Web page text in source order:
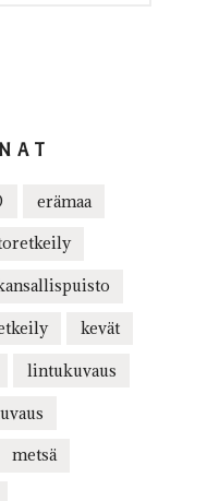
erämaa
kevät
lintukuvaus
metsä